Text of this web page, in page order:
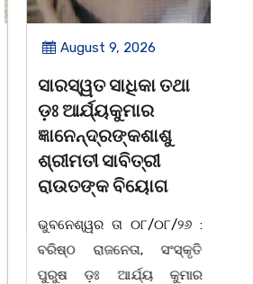
August 9, 2026
ସାରସ୍ୱତ ସାଧିକା ତଥା
ଡ଼ଃ ଆର୍ଯ୍ୟକୁମାର
ଜ୍ଞାନେନ୍ଦ୍ରଙ୍କଶାଶୁ
ଶ୍ରୀମତୀ ସାବିତ୍ରୀ
ରାଉତଙ୍କ ବିୟୋଗ
ଭୁବନେଶ୍ୱର ତା ୦୮/୦୮/୨୬ :
ବରିଷ୍ଠ ରାଜନେତା, ସଂସ୍କୃତି
ପୁରୁଷ ଡ଼ଃ ଆର୍ଯ୍ୟ କୁମାର